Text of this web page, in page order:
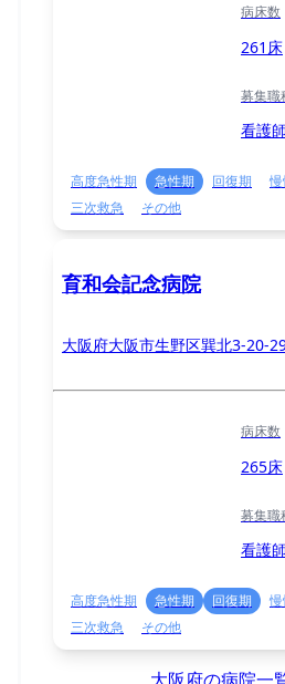
病床数
261床
募集職
看護師
高度急性期 急性期 回復期
三次救急
その他
育和会記念病院
大阪府大阪市生野区巽北3-20-
病床数
265床
募集職
看護師
高度急性期 急性期 回復期
三次救急
その他
大阪府の病院一